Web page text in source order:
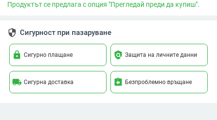
Продуктът се предлага с опция "Прегледай преди да купиш".
security Сигурност при пазаруване
lock Сигурно плащане policy Защита на личните данни
local_shipping Сигурна доставка assignment_return Безпроблемно връщане